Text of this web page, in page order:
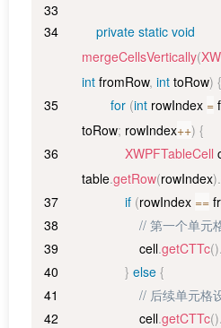
private static void
mergeCellsVertically(
int fromRow, int toRow) {
for (int rowIndex =
toRow; rowIndex++) {
XWPFTableCell
table.getRow(rowIndex).
if (rowIndex ==
// 第一个单元
                cell
.getCTTc().
} else {
// 后续单元格
                cell
.getCTTc().